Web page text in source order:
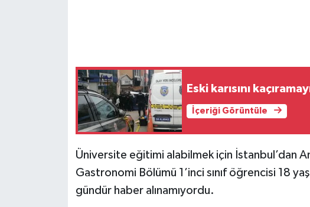
Eski karısını
İçeriği Görüntüle
Üniversite eğitimi alabilmek için İstanbul’dan
Gastronomi Bölümü 1’inci sınıf öğrencisi 18
gündür haber alınamıyordu.